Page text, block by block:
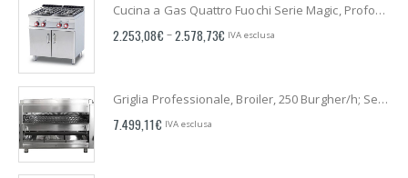
Cucina a Gas Quattro Fuochi Serie Magic, Profonda 700mm, Su mobile
2.253,08€ –2.578,73€ IVA esclusa
Griglia Professionale, Broiler, 250 Burgher/h; Serie American
7.499,11€ IVA esclusa